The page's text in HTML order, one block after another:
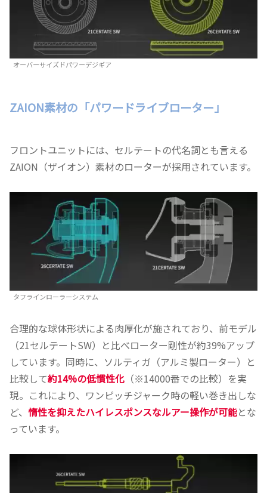
オーバーサイズドパワーデジギア
ZAION素材の「パワードライブローター」
フロントユニットには、セルテートの代名詞とも言える
ZAION（ザイオン）素材のローターが採用されています。
タフラインローラーシステム
合理的な球体形状による肉厚化が施されており、前モデル
（21セルテートSW）と比べローター剛性が約39%アップ
しています。同時に、ソルティガ（アルミ製ローター）と
比較して約14%の低慣性化 （※14000番での比較）を実
現。これにより、ワンピッチジャーク時の軽い巻き出しな
ど、 惰性を抑えたハイレスポンスなルアー操作が可能とな
っています。